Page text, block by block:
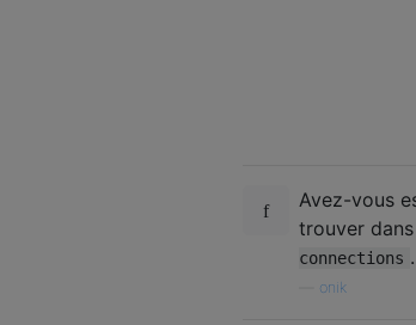
Avez-vous
trouver dans
connections .
onik